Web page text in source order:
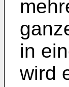
in
wird